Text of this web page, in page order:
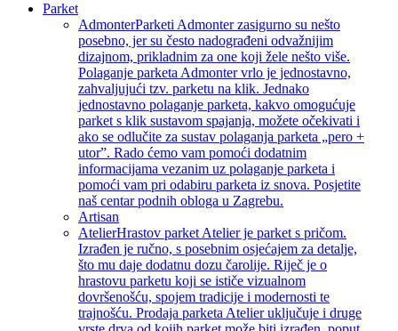
Parket
AdmonterParketi Admonter zasigurno su nešto
posebno, jer su često nadograđeni odvažnijim
dizajnom, prikladnim za one koji žele nešto više.
Polaganje parketa Admonter vrlo je jednostavno,
zahvaljujući tzv. parketu na klik. Jednako
jednostavno polaganje parketa, kakvo omogućuje
parket s klik sustavom spajanja, možete očekivati i
ako se odlučite za sustav polaganja parketa „pero +
utor”. Rado ćemo vam pomoći dodatnim
informacijama vezanim uz polaganje parketa i
pomoći vam pri odabiru parketa iz snova. Posjetite
naš centar podnih obloga u Zagrebu.
Artisan
AtelierHrastov parket Atelier je parket s pričom.
Izrađen je ručno, s posebnim osjećajem za detalje,
što mu daje dodatnu dozu čarolije. Riječ je o
hrastovu parketu koji se ističe vizualnom
dovršenošću, spojem tradicije i modernosti te
trajnošću. Prodaja parketa Atelier uključuje i druge